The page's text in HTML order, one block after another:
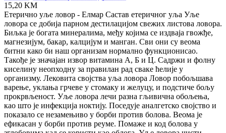
15,20 KM
Етерично уље ловор - Елмар Састав етеричног уља Уље
ловора се добија парном дестилацијом свежих листова ловора.
Биљка је богата минералима, међу којима се издваја гвожђе,
магнезијум, бакар, калцијум и манган. Сви они су веома
битни како би наш организам нормално функционисао.
Такође је значајан извор витамина А, Б и Ц. Садржи и фолну
киселину неопходну за правилан рад сваке ћелије у
организму. Лековита својства уља ловора Ловор побољшава
варење, уклања грчеве у стомаку и желуцу, и подстиче бољу
прокрвљеност. Уље ловора лечи разна гљивична обољења,
као што је инфекција ноктију. Поседује аналгетско својство и
показало се незамењиво у борби против болова. Веома је
ефикасан у борби против реуме. Помаже и код болова у